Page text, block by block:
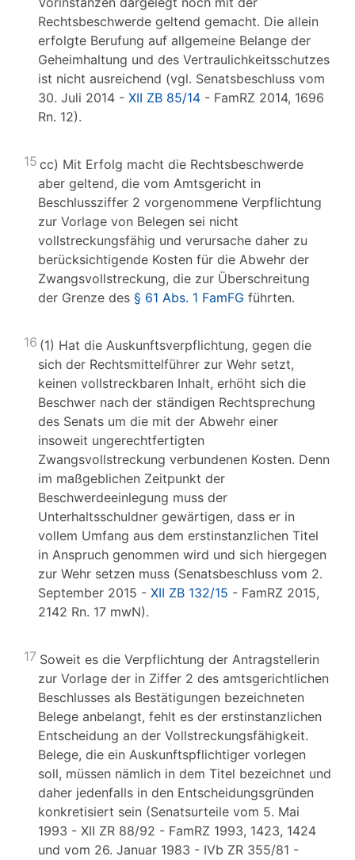
Rechtsbeschwerde geltend gemacht. Die allein
erfolgte Berufung auf allgemeine Belange der
Geheimhaltung und des Vertraulichkeitsschutzes
ist nicht ausreichend (vgl. Senatsbeschluss vom
30. Juli 2014 - XII ZB 85/14 - FamRZ 2014, 1696
Rn. 12).
15 cc) Mit Erfolg macht die Rechtsbeschwerde
aber geltend, die vom Amtsgericht in
Beschlussziffer 2 vorgenommene Verpflichtung
zur Vorlage von Belegen sei nicht
vollstreckungsfähig und verursache daher zu
berücksichtigende Kosten für die Abwehr der
Zwangsvollstreckung, die zur Überschreitung
der Grenze des § 61 Abs. 1 FamFG führten.
16 (1) Hat die Auskunftsverpflichtung, gegen die
sich der Rechtsmittelführer zur Wehr setzt,
keinen vollstreckbaren Inhalt, erhöht sich die
Beschwer nach der ständigen Rechtsprechung
des Senats um die mit der Abwehr einer
insoweit ungerechtfertigten
Zwangsvollstreckung verbundenen Kosten. Denn
im maßgeblichen Zeitpunkt der
Beschwerdeeinlegung muss der
Unterhaltsschuldner gewärtigen, dass er in
vollem Umfang aus dem erstinstanzlichen Titel
in Anspruch genommen wird und sich hiergegen
zur Wehr setzen muss (Senatsbeschluss vom 2.
September 2015 - XII ZB 132/15 - FamRZ 2015,
2142 Rn. 17 mwN).
17 Soweit es die Verpflichtung der Antragstellerin
zur Vorlage der in Ziffer 2 des amtsgerichtlichen
Beschlusses als Bestätigungen bezeichneten
Belege anbelangt, fehlt es der erstinstanzlichen
Entscheidung an der Vollstreckungsfähigkeit.
Belege, die ein Auskunftspflichtiger vorlegen
soll, müssen nämlich in dem Titel bezeichnet und
daher jedenfalls in den Entscheidungsgründen
konkretisiert sein (Senatsurteile vom 5. Mai
1993 - XII ZR 88/92 - FamRZ 1993, 1423, 1424
und vom 26. Januar 1983 - IVb ZR 355/81 -